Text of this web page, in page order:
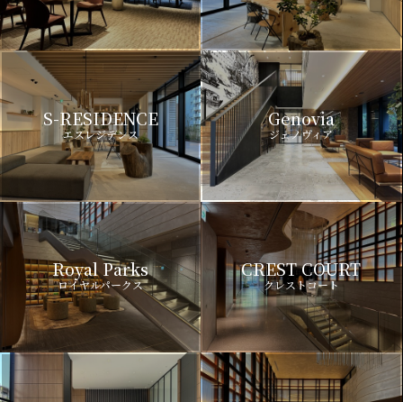
S-RESIDENCE
エスレジデンス
Genovia
ジェノヴィア
Royal Parks
ロイヤルパークス
CREST COURT
クレストコート